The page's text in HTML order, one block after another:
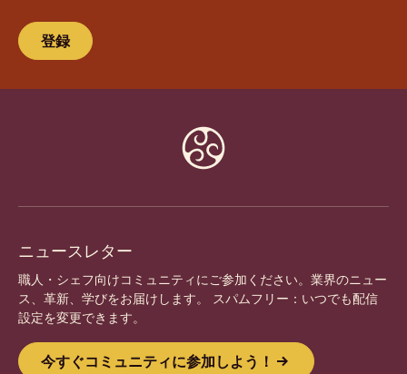
登録
ニュースレター
職人・シェフ向けコミュニティにご参加ください。業界のニュー
ス、革新、学びをお届けします。 スパムフリー：いつでも配信
設定を変更できます。
今すぐコミュニティに参加しよう！